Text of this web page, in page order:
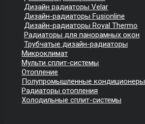
Дизайн радиаторы Velar
Дизайн-радиаторы Fusionline
Дизайн-радиаторы Royal Thermo
Радиаторы для панорамных окон
Трубчатые дизайн-радиаторы
Микроклимат
Мульти сплит-системы
Отопление
Полупромышленные кондиционеры
Радиаторы отопления
Холодильные сплит-системы